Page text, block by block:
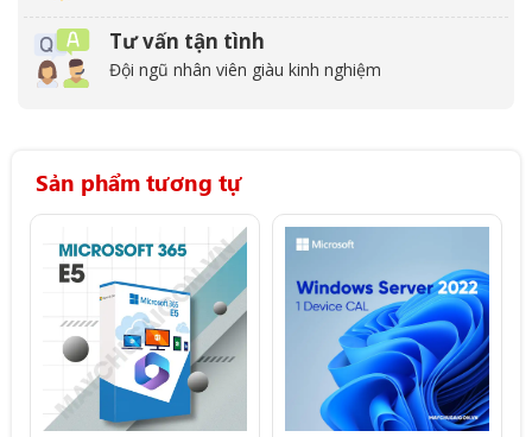
Tư vấn tận tình
Đội ngũ nhân viên giàu kinh nghiệm
Sản phẩm tương tự